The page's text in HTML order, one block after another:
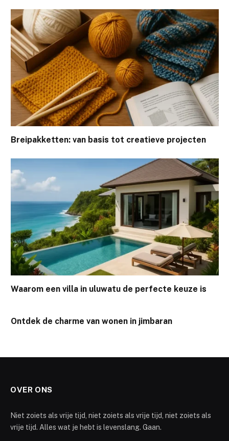
Breipakketten: van basis tot creatieve projecten
Waarom een villa in uluwatu de perfecte keuze is
Ontdek de charme van wonen in jimbaran
OVER ONS
Niet zoiets als vrije tijd, niet zoiets als vrije tijd, niet zoiets als
vrije tijd. Alles wat je hebt is levenslang. Gaan.